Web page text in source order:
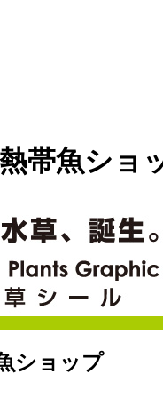
帯魚ショ
ショップ